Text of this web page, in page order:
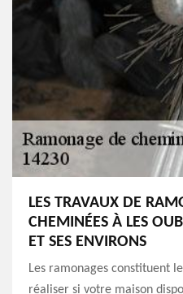
LES TRAVAUX DE
CHEMINÉES À LES
ET SES ENVIRONS
Les ramonages constituent
réaliser si votre maison